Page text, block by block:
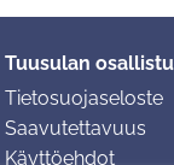
Tuusulan
Tietosuojaseloste
Saavutettavuus
Käyttöehdot